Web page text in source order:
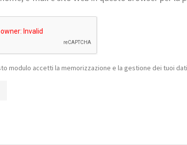
modulo accetti la memorizzazione e la gestione dei tuoi